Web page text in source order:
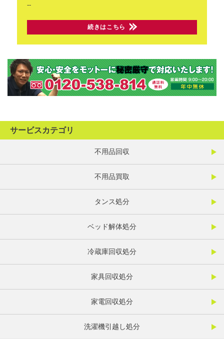
--
続きはこちら
サービスカテゴリ
不用品回収
不用品買取
タンス処分
ベッド解体処分
冷蔵庫回収処分
家具回収処分
家電回収処分
洗濯機引越し処分